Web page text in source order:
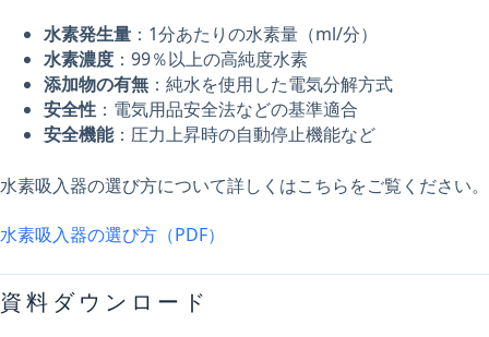
水素発生量 ：1分あたりの水素量（ml/分）
水素濃度 ：99％以上の高純度水素
添加物の有無 ：純水を使用した電気分解方式
安全性 ：電気用品安全法などの基準適合
安全機能：圧力上昇時の自動停止機能など
水素吸入器の選び方について詳しくはこちらをご覧ください。
水素吸入器の選び方（PDF）
資料ダウンロード